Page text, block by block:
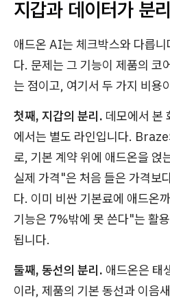
지갑과 데이터가 분
애드온 AI는 체크박스와 다릅
다. 문제는 그 기능이 제품의 코
는 점이고, 여기서 두 가지 비용
첫째, 지갑의 분리. 데모에서 본
에서는 별도 라인입니다.
로, 기본 계약 위에 애드온을
실제 가격"은 처음 들은 가격보
다. 이미 비싼 기본료에 애드온
기능은 7%밖에 못 쓴다"는 활
됩니다.
둘째, 동선의 분리. 애드온은 태
이라, 제품의 기본 동선과 이음